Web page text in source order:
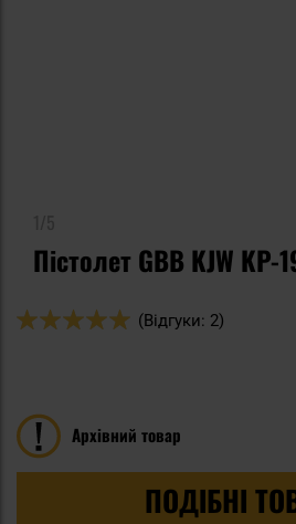
Пістолет GBB KJW KP-
Оцінка:
(Відгуки: 2)
Архівний товар
ПОДІБНІ